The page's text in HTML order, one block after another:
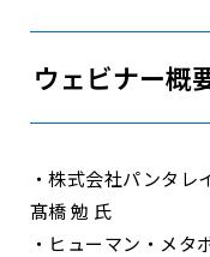
ウェビナー概
・株式会社パンタレ
髙橋 勉 氏
・ヒューマン・メタ